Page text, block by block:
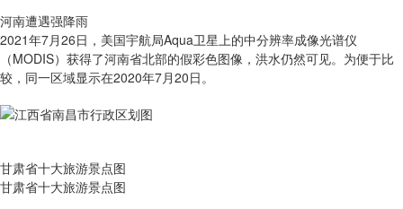
河南遭遇强降雨
2021年7月26日，美国宇航局Aqua卫星上的中分辨率成像光谱仪
（MODIS）获得了河南省北部的假彩色图像，洪水仍然可见。为便于比
较，同一区域显示在2020年7月20日。
甘肃省十大旅游景点图
甘肃省十大旅游景点图